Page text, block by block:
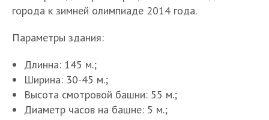
города к зимней олимпиаде 2014 года.
Параметры здания:
Длинна: 145 м.;
Ширина: 30-45 м.;
Высота смотровой башни: 55 м.;
Диаметр часов на башне: 5 м.;